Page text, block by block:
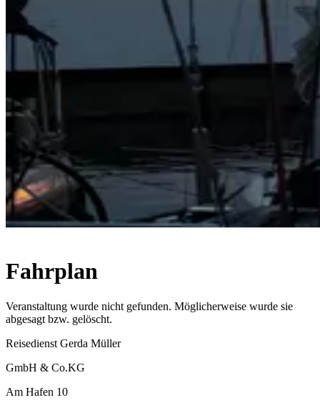
Fahrplan
Veranstaltung wurde nicht gefunden. Möglicherweise wurde sie
abgesagt bzw. gelöscht.
Reisedienst Gerda Müller
GmbH & Co.KG
Am Hafen 10